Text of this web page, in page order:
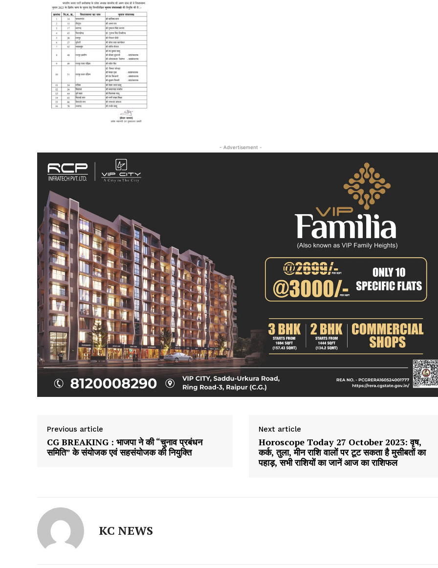
- Advertisement -
Previous article
CG BREAKING : भाजपा ने की “चुनाव प्रबंधन
समिति” के संयोजक एवं सहसंयोजक की नियुक्ति
Next article
Horoscope Today 27 October 2023: वृष,
कर्क, तुला, मीन राशि वालों पर टूट सकता है मुसीबतों का
पहाड़, सभी राशियों का जानें आज का राशिफल
KC NEWS